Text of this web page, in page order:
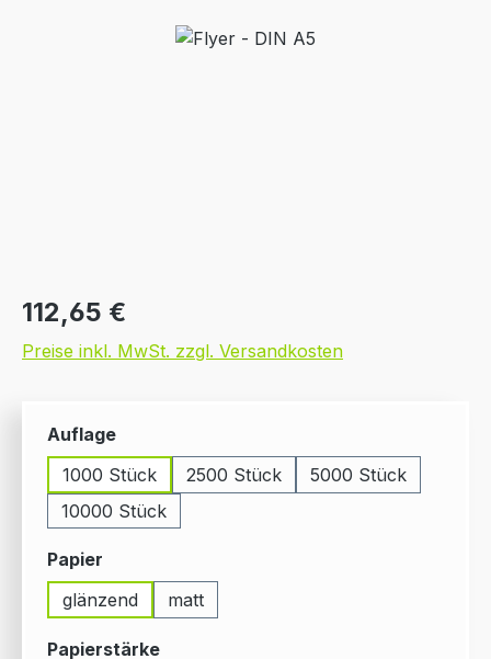
Bildergalerie überspringen
Regulärer Preis:
112,65 €
Preise inkl. MwSt. zzgl. Versandkosten
Auflageauswählen
1000 Stück
2500 Stück
5000 Stück
10000 Stück
Papier
glänzend
matt
Papierstärkeauswählen